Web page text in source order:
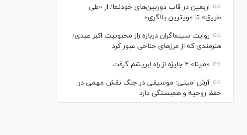
اربعین در قاب دوربین‌های خودنما/ از «طی
طریق» تا «ویترین بلاگری»
روایت سینماگران درباره راز محبوبیت اکبر عبدی/
هنرمندی که از مرزهای جناحی عبور کرد
«مینا» ۲ جایزه از راه ابریشم گرفت
آرش امینی: موسیقی در جنگ نقش مهمی در
حفظ روحیه و همبستگی دارد